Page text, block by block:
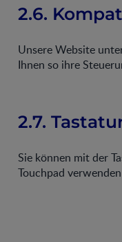
2.6.
Unsere Website
Ihnen so ihre
2.7.
Sie können mit der
Touchpad